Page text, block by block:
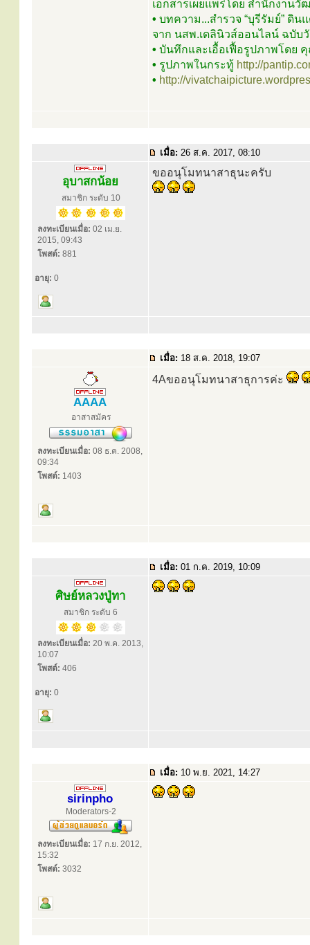
เอกสารเผยแพร่โดย สำนักงาน
• บทความ...สำรวจ “บุรีรัมย์” ดิน
จาก นสพ.เดลินิวส์ออนไลน์ ฉบั
• บันทึกและเอื้อเฟื้อรูปภาพโดย
• รูปภาพในกระทู้ http://
• http://
เมื่อ: 26 ส.ค. 2017, 08:10
อุบาสกน้อย
สมาชิก ระดับ 10
ลงทะเบียนเมื่อ: 02 เม.ย.
2015, 09:43
โพสต์: 881
อายุ: 0
ขออนุโมทนาสาธุนะครับ
เมื่อ: 18 ส.ค. 2018, 19:07
AAAA
อาสาสมัคร
ลงทะเบียนเมื่อ: 08 ธ.ค. 2008,
09:34
โพสต์: 1403
4Aขออนุโมทนาสาธุการค่ะ
เมื่อ: 01 ก.ค. 2019, 10:09
ศิษย์หลวงปู่ทา
สมาชิก ระดับ 6
ลงทะเบียนเมื่อ: 20 พ.ค. 2013,
10:07
โพสต์: 406
อายุ: 0
เมื่อ: 10 พ.ย. 2021, 14:27
sirinpho
Moderators-2
ลงทะเบียนเมื่อ: 17 ก.ย. 2012,
15:32
โพสต์: 3032